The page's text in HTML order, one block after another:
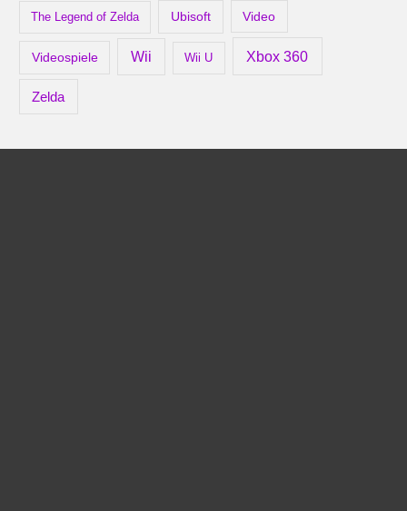
The Legend of Zelda Ubisoft Video
Videospiele Wii Wii U Xbox 360
Zelda